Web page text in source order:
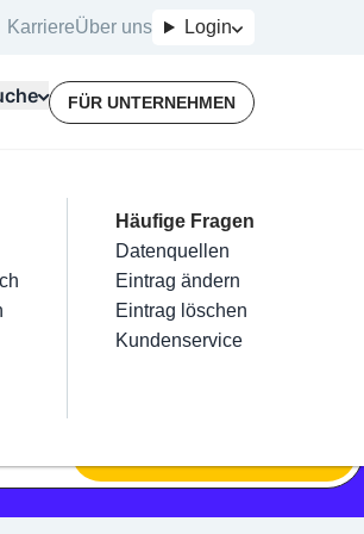
KarriereÜber uns Login
Für Unternehmer
Terminbuchung
Kostenlose Beratung
Mein Firmeneintrag
Eintrag hinzufügen
Eintrag beanspruchen
Eintrag verwalten
Eintrag bewerben
Häufige Fragen
Datenquellen
Eintrag ändern
Eintrag löschen
Kundenservice
FÜR UNTERNEHMEN